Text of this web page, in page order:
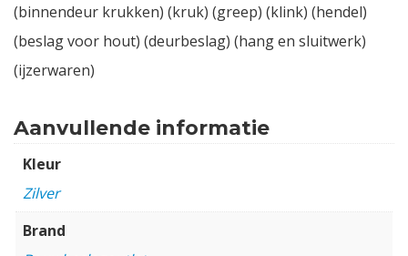
(binnendeur krukken) (kruk) (greep) (klink) (hendel)
(beslag voor hout) (deurbeslag) (hang en sluitwerk)
(ijzerwaren)
Aanvullende informatie
Kleur
Zilver
Brand